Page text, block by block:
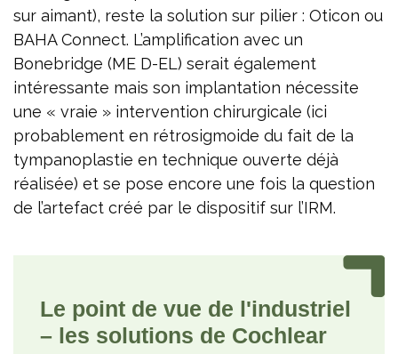
sur aimant), reste la solution sur pilier : Oticon ou
BAHA Connect. L’amplification avec un
Bonebridge (ME D-EL) serait également
intéressante mais son implantation nécessite
une « vraie » intervention chirurgicale (ici
probablement en rétrosigmoide du fait de la
tympanoplastie en technique ouverte déjà
réalisée) et se pose encore une fois la question
de l’artefact créé par le dispositif sur l’IRM.
Le point de vue de l'industriel
– les solutions de Cochlear